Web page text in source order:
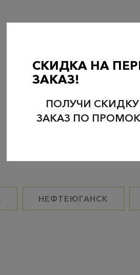
НЕФТЕЮГАНСК
СКИДКА НА
ЗАКАЗ!
ПОЛУЧИ
ЗАКАЗ ПО